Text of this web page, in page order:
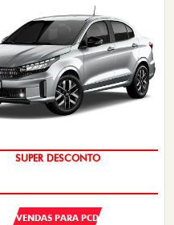
VENDAS PARA PCD